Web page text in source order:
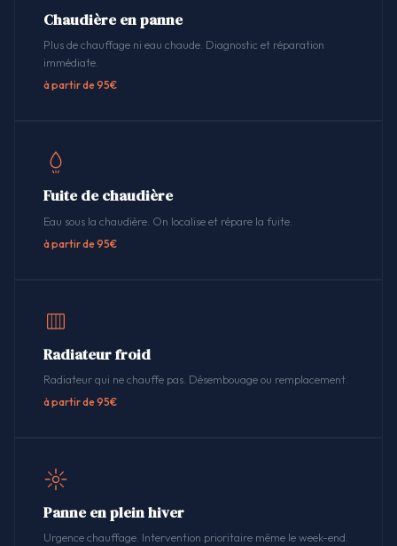
Chaudière en panne
Plus de chauffage ni eau chaude. Diagnostic et réparation
immédiate.
à partir de 95€
Fuite de chaudière
Eau sous la chaudière. On localise et répare la fuite.
à partir de 95€
Radiateur froid
Radiateur qui ne chauffe pas. Désembouage ou remplacement.
à partir de 95€
Panne en plein hiver
Urgence chauffage. Intervention prioritaire même le week-end.